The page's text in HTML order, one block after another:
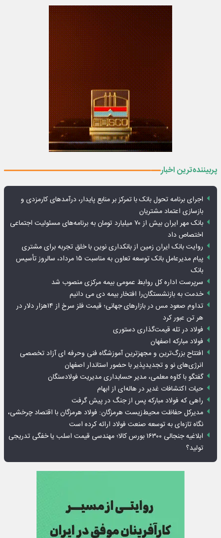
پربیننده‌ترین اخبار
اجرای برنامه تحول بانک با تمرکز بر منابع پایدار، درآمدهای کارمزدی و
بازسازی اعتماد مشتریان
بانک مهر ایران بیش از ۷۰ میلیارد تومان به برنامه‌های مسئولیت اجتماعی
اختصاص داد
روایت بانک ایران زمین از بانکداری نوین با خلق تجربه برای مشتری
پیام مدیرعامل بانک توسعه تعاون به مناسبت ۱۵ مرداد، سالروز تأسیس
بانک
سرپرست اداره کل روابط عمومی بیمه مرکزی منصوب شد
خدمت به بازنشستگان‌را افتخار بیمه دی می دانیم
تداوم صعود مس در بازارهای جهانی؛ قیمت فلز سرخ از ۱۴هزار دلار در
هر تن عبور کرد
فولاد در تله قیمت‌گذاری دستوری
فولاد مبارکه اصفهان
افتتاح بزرگ‌ترین و مجهزترین آموزشگاه فنی وحرفه ای آزاد تخصصی
انرژی‌های نو و تجدیدپذیر با حضور استاندار اصفهان
گفتگو با کاوه معلمی، مدیر حسابداری مدیریت فولادسنگان
حیات اکتشافات غدیر در هاله‌ای از ابهام
راهی که فولاد مبارکه پس از جنگ در پیش گرفت
مدیرکل حفاظت محیط‌زیست هرمزگان: فولاد هرمزگان با اقتصاد چرخشی،
نگاه تازه‌ای به توسعه صنعت فولاد ارائه کرده است
ابلاغیه جنجالی ۱۶۳۰۰ بورس کالا؛ مهندسی قیمت اسلب یا خفگی تدریجی
تولید؟